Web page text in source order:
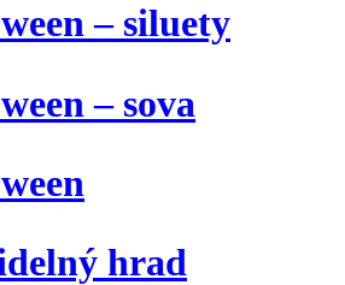
– siluety
– sova
hrad